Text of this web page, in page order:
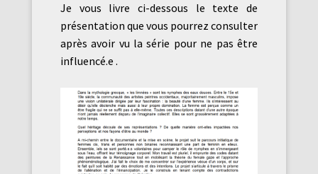
Je vous livre ci-dessous le texte de
présentation que vous pourrez consulter
après avoir vu la série pour ne pas être
influencé.e .